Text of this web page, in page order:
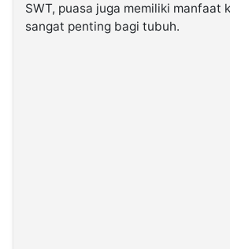
SWT, puasa juga memiliki manfaat
sangat penting bagi tubuh.